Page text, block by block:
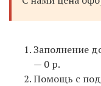
Заполнение
— 0 р.
Помощь с